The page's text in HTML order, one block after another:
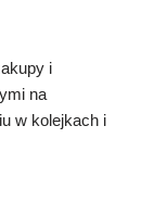
i
na
w kolejkach i